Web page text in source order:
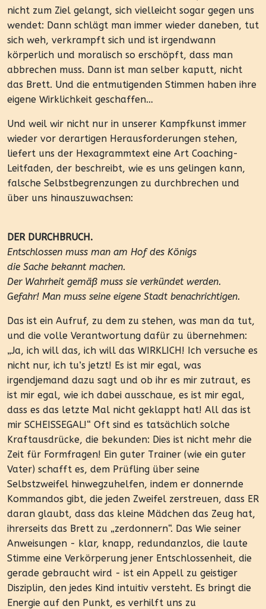
nicht zum Ziel gelangt, sich vielleicht sogar gegen uns
wendet: Dann schlägt man immer wieder daneben, tut
sich weh, verkrampft sich und ist irgendwann
körperlich und moralisch so erschöpft, dass man
abbrechen muss. Dann ist man selber kaputt, nicht
das Brett. Und die entmutigenden Stimmen haben ihre
eigene Wirklichkeit geschaffen…
Und weil wir nicht nur in unserer Kampfkunst immer
wieder vor derartigen Herausforderungen stehen,
liefert uns der Hexagrammtext eine Art Coaching-
Leitfaden, der beschreibt, wie es uns gelingen kann,
falsche Selbstbegrenzungen zu durchbrechen und
über uns hinauszuwachsen:
DER DURCHBRUCH.
Entschlossen muss man am Hof des Königs
die Sache bekannt machen.
Der Wahrheit gemäß muss sie verkündet werden.
Gefahr! Man muss seine eigene Stadt benachrichtigen.
Das ist ein Aufruf, zu dem zu stehen, was man da tut,
und die volle Verantwortung dafür zu übernehmen:
„Ja, ich will das, ich will das WIRKLICH! Ich versuche es
nicht nur, ich tu’s jetzt! Es ist mir egal, was
irgendjemand dazu sagt und ob ihr es mir zutraut, es
ist mir egal, wie ich dabei ausschaue, es ist mir egal,
dass es das letzte Mal nicht geklappt hat! All das ist
mir SCHEISSEGAL!“ Oft sind es tatsächlich solche
Kraftausdrücke, die bekunden: Dies ist nicht mehr die
Zeit für Formfragen! Ein guter Trainer (wie ein guter
Vater) schafft es, dem Prüfling über seine
Selbstzweifel hinwegzuhelfen, indem er donnernde
Kommandos gibt, die jeden Zweifel zerstreuen, dass ER
daran glaubt, dass das kleine Mädchen das Zeug hat,
ihrerseits das Brett zu „zerdonnern“. Das Wie seiner
Anweisungen - klar, knapp, redundanzlos, die laute
Stimme eine Verkörperung jener Entschlossenheit, die
gerade gebraucht wird - ist ein Appell zu geistiger
Disziplin, den jedes Kind intuitiv versteht. Es bringt die
Energie auf den Punkt, es verhilft uns zu